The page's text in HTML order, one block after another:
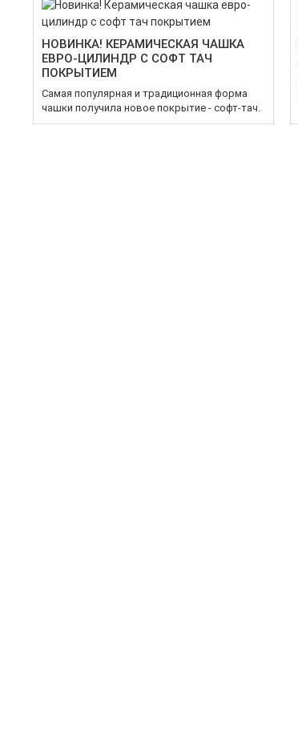
НОВИНКА! КЕРАМИЧЕСКАЯ ЧАШКА
ЕВРО-ЦИЛИНДР С СОФТ ТАЧ
ПОКРЫТИЕМ
Самая популярная и традиционная форма
чашки получила новое покрытие - софт-тач.